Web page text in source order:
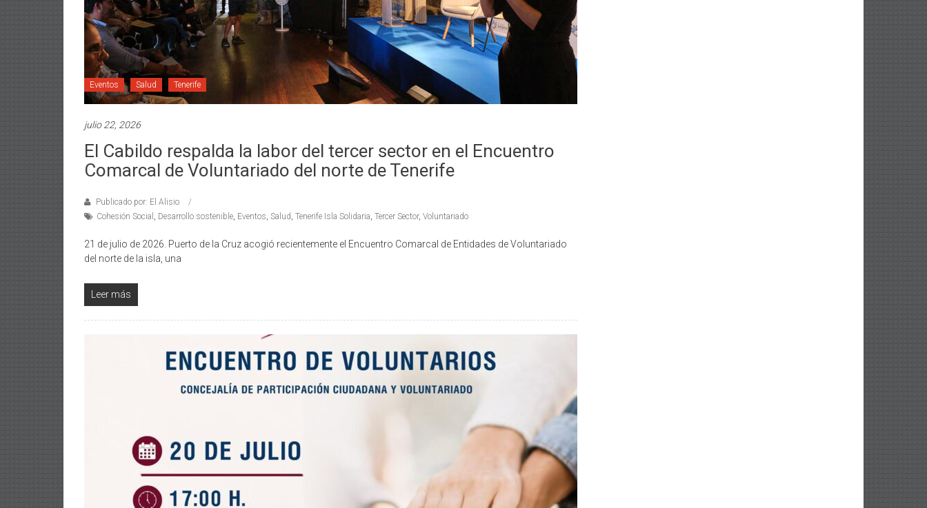
Eventos Salud Tenerife
julio 22, 2026
El Cabildo respalda la labor del tercer sector en el Encuentro
Comarcal de Voluntariado del norte de Tenerife
Publicado por: El Alisio
Cohesión Social , Desarrollo sostenible, Eventos, Salud, Tenerife Isla Solidaria, Tercer Sector, Voluntariado
21 de julio de 2026. Puerto de la Cruz acogió recientemente el Encuentro Comarcal de Entidades de Voluntariado
del norte de la isla, una
Leer más